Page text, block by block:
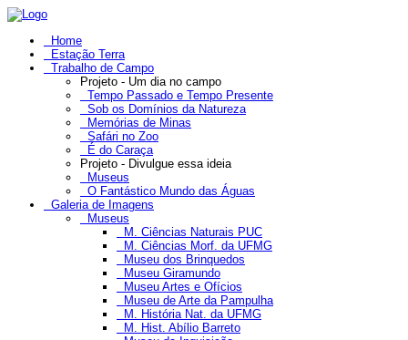
Home
Estação Terra
Trabalho de Campo
Projeto - Um dia no campo
Tempo Passado e Tempo Presente
Sob os Domínios da Natureza
Memórias de Minas
Safári no Zoo
É do Caraça
Projeto - Divulgue essa ideia
Museus
O Fantástico Mundo das Águas
Galeria de Imagens
Museus
M. Ciências Naturais PUC
M. Ciências Morf. da UFMG
Museu dos Brinquedos
Museu Giramundo
Museu Artes e Ofícios
Museu de Arte da Pampulha
M. História Nat. da UFMG
M. Hist. Abílio Barreto